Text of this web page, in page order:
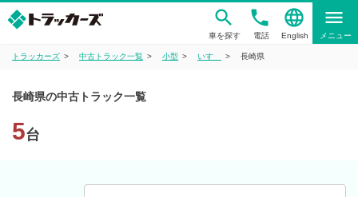
車を探す
phone
電話
language
English
menu
メニュー
トラッカーズ 中古トラック一覧 小型 いすゞ 長崎県
長崎県の中古トラック一覧
5台